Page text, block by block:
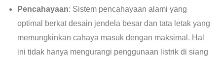
Pencahayaan: Sistem pencahayaan alami yang
optimal berkat desain jendela besar dan tata letak yang
memungkinkan cahaya masuk dengan maksimal. Hal
ini tidak hanya mengurangi penggunaan listrik di siang